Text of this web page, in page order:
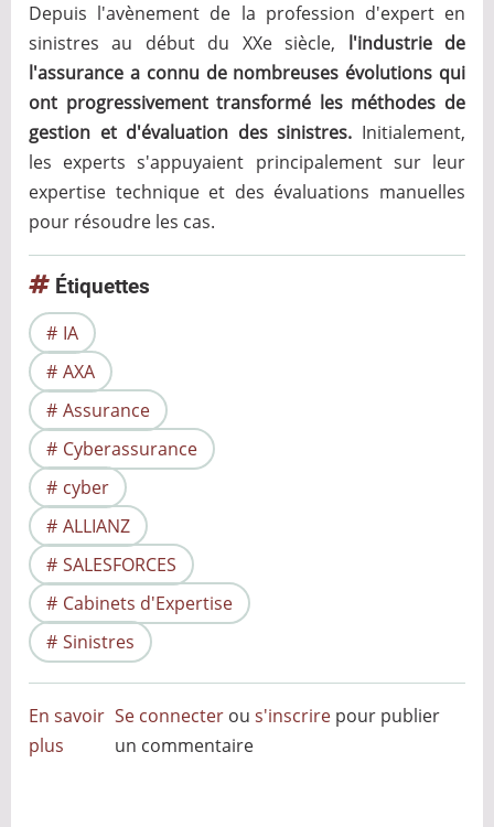
Depuis l'avènement de la profession d'expert en
sinistres au début du XXe siècle, l'industrie de
l'assurance a connu de nombreuses évolutions qui
ont progressivement transformé les méthodes de
gestion et d'évaluation des sinistres. Initialement,
les experts s'appuyaient principalement sur leur
expertise technique et des évaluations manuelles
pour résoudre les cas.
Étiquettes
IA
AXA
Assurance
Cyberassurance
cyber
ALLIANZ
SALESFORCES
Cabinets d'Expertise
Sinistres
En savoir
plus
Se connecter ous'inscrire pour publier
un commentaire